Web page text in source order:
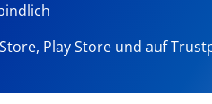
Play Store und auf